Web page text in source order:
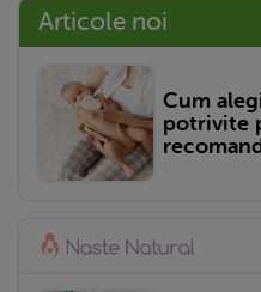
Articole noi
Cum
potrivite